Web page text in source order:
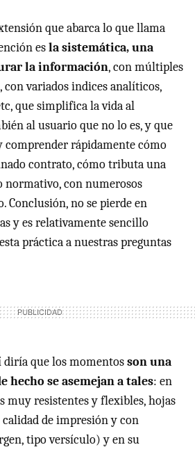
que abarca lo que llama
esla sistemática, una
la información, con múltiples
con variados indices analíticos,
que simplifica la vida al
al usuario que no lo es, y que
rápidamente cómo
contrato, cómo tributa una
normativo, con numerosos
Conclusión, no se pierde en
y es relativamente sencillo
práctica a nuestras preguntas
diría que los momentosson una
hecho se asemejan a tales: en
muy resistentes y flexibles, hojas
de impresión y con
tipo versículo) y en su